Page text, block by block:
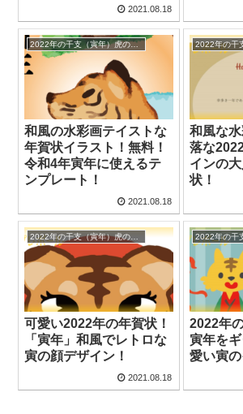
2021.08.18
2022年の干支（寅年）虎のイラスト入り年賀状の無料テンプレート
和風の水彩画テイストな
年賀状イラスト！無料！
令和4年寅年に使えるテ
ンプレート！
2021.08.18
和風な
落な
インの
状！
2022年の干支（寅年）虎のイラスト入り年賀状の無料テンプレート
可愛い2022年の年賀状！
「寅年」和風でレトロな
寅の顔デザイン！
2021.08.18
2022年
寅年を
愛い寅の